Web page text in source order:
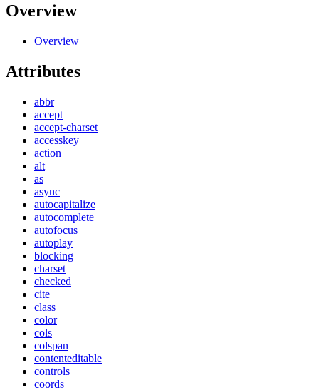
Overview
Overview
Attributes
abbr
accept
accept-charset
accesskey
action
alt
as
async
autocapitalize
autocomplete
autofocus
autoplay
blocking
charset
checked
cite
class
color
cols
colspan
contenteditable
controls
coords